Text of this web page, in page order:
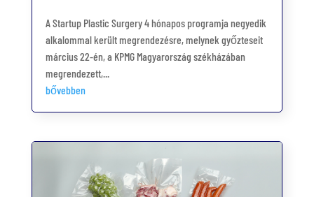
A Startup Plastic Surgery 4 hónapos programja negyedik
alkalommal került megrendezésre, melynek győzteseit
március 22-én, a KPMG Magyarország székházában
megrendezett,...
bővebben